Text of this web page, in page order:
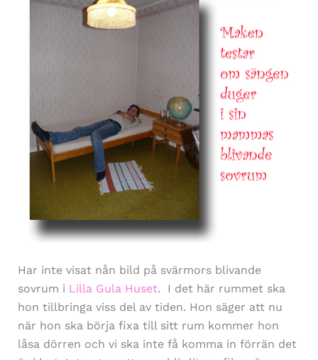
Har inte visat nån bild på svärmors blivande
sovrum i Lilla Gula Huset. I det här rummet ska
hon tillbringa viss del av tiden. Hon säger att nu
när hon ska börja fixa till sitt rum kommer hon
låsa dörren och vi ska inte få komma in förrän det